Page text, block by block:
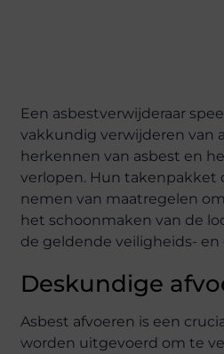
Een asbestverwijderaar
vakkundig verwijderen van
herkennen van asbest en
verlopen. Hun takenpakket
nemen van maatregelen
het schoonmaken van de
de geldende veiligheids-
Deskundige
Asbest afvoeren is een
worden uitgevoerd om te